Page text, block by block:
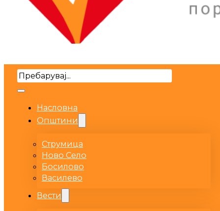
Search
Насловна
Општини
Струмица
Ново Село
Босилово
Василево
Вести